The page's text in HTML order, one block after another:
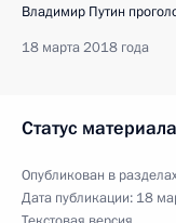
Владимир Путин
18 марта 2018 года
Статус материала
Опубликован в
Дата публикации: 18